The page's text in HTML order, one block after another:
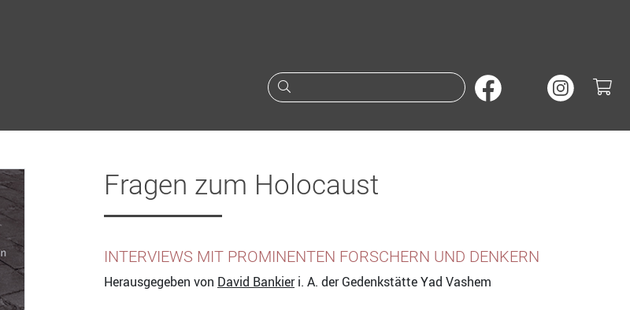
Suche nach Büchern oder
Fragen zum Holocaust
INTERVIEWS MIT PROMINENTEN FORSCHERN UND DENKERN
Herausgegeben von David Bankieri. A. der Gedenkstätte Yad Vashem